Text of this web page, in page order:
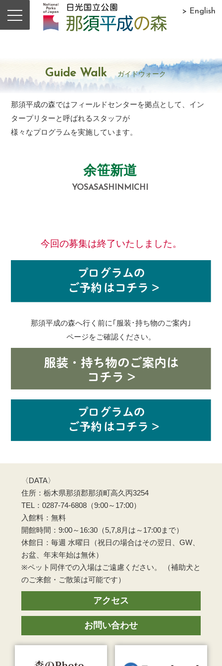
> English
Guide Walk ガイドウォーク
那須平成の森ではフィールドセンターを拠点として、イン
タープリターと呼ばれるスタッフが
様々なプログラムを実施しています。
余笹新道
YOSASASHINMICHI
今回の募集は終了いたしました。
那須平成の森へ行く前に｢服装･持ち物のご案内｣
ページをご確認ください。
〈DATA〉
住所：栃木県那須郡那須町高久丙3254
TEL：0287-74-6808（9:00～17:00）
入館料：無料
開館時間：9:00～16:30（5,7,8月は～17:00まで）
休館日：毎週 水曜日（祝日の場合はその翌日、GW、
お盆、年末年始は無休）
※ペット同伴での入場はご遠慮ください。 （補助犬と
のご来館・ご散策は可能です）
アクセス
お問い合わせ